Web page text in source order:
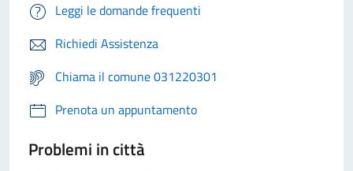
Leggi le domande frequenti
Richiedi Assistenza
Chiama il comune 031220301
Prenota un appuntamento
Problemi in città